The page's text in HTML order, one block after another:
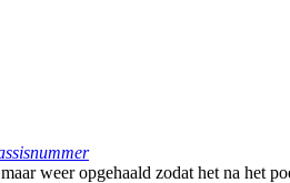
weer opgehaald zodat het na het